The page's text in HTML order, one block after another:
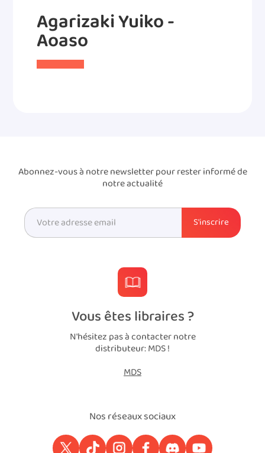
Agarizaki Yuiko -
Aoaso
Abonnez-vous à notre newsletter pour rester informé de
notre actualité
Vous êtes libraires ?
N'hésitez pas à contacter notre
distributeur: MDS !
MDS
Nos réseaux sociaux